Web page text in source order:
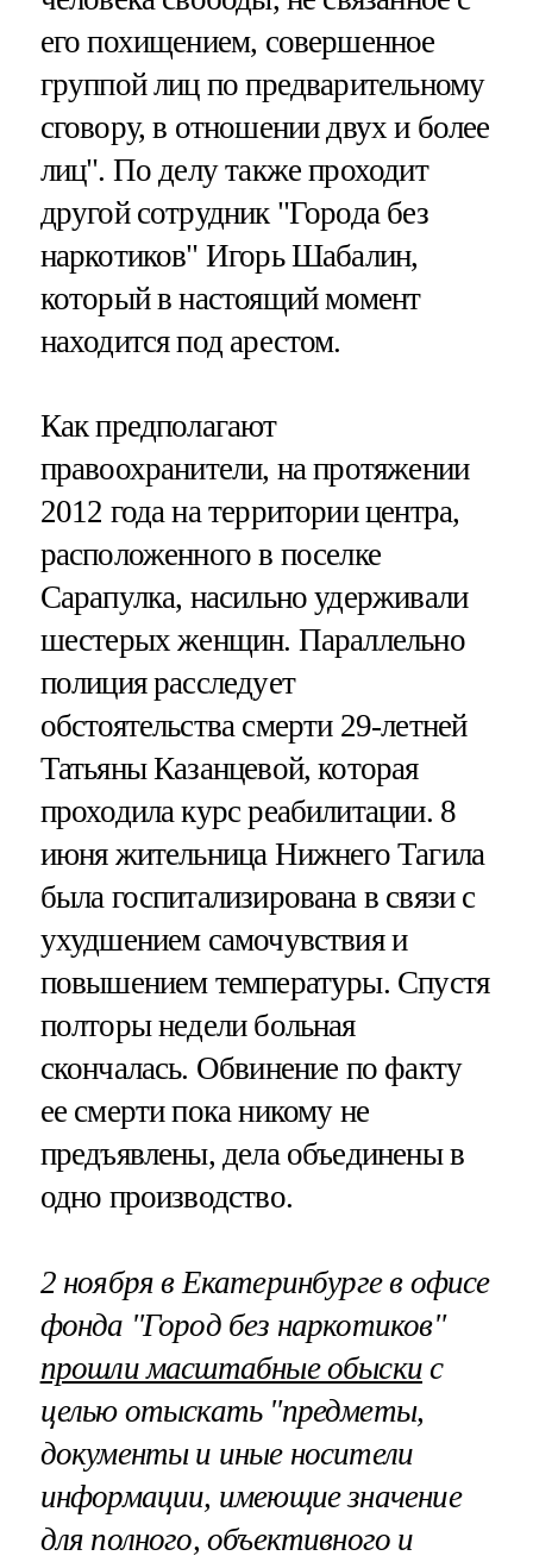
его похищением, совершенное
группой лиц по предварительному
сговору, в отношении двух и более
лиц". По делу также проходит
другой сотрудник "Города без
наркотиков" Игорь Шабалин,
который в настоящий момент
находится под арестом.
Как предполагают
правоохранители, на протяжении
2012 года на территории центра,
расположенного в поселке
Сарапулка, насильно удерживали
шестерых женщин. Параллельно
полиция расследует
обстоятельства смерти 29-летней
Татьяны Казанцевой, которая
проходила курс реабилитации. 8
июня жительница Нижнего Тагила
была госпитализирована в связи с
ухудшением самочувствия и
повышением температуры. Спустя
полторы недели больная
скончалась. Обвинение по факту
ее смерти пока никому не
предъявлены, дела объединены в
одно производство.
2 ноября в Екатеринбурге в офисе
фонда "Город без наркотиков"
прошли масштабные обыски с
целью отыскать "предметы,
документы и иные носители
информации, имеющие значение
для полного, объективного и